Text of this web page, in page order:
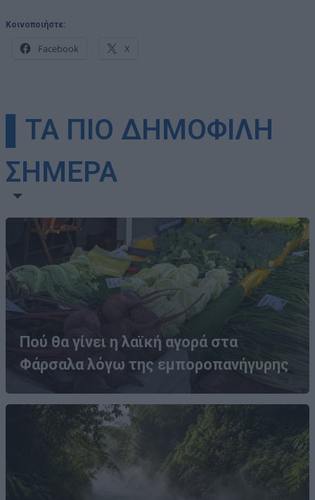
Κοινοποιήστε:
Facebook X
▌ΤΑ ΠΙΟ ΔΗΜΟΦΙΛΗ
ΣΗΜΕΡΑ
Πού θα γίνει η λαϊκή αγορά στα
Φάρσαλα λόγω της εμποροπανήγυρης